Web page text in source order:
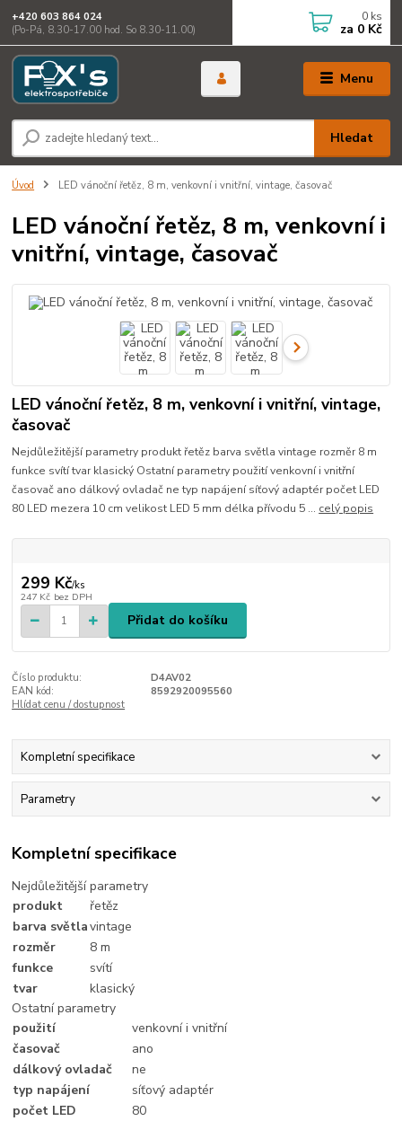
Menu
Hledat
+420 603 864 024
(Po-Pá, 8.30-17.00 hod. So 8.30-11.00)
0 ks
za 0 Kč
Úvod LED vánoční řetěz, 8 m, venkovní i vnitřní, vintage, časovač
LED vánoční řetěz, 8 m, venkovní i
vnitřní, vintage, časovač
LED vánoční řetěz, 8 m, venkovní i vnitřní, vintage,
časovač
Nejdůležitější parametry produkt řetěz barva světla vintage rozměr 8 m
funkce svítí tvar klasický Ostatní parametry použití venkovní i vnitřní
časovač ano dálkový ovladač ne typ napájení síťový adaptér počet LED
80 LED mezera 10 cm velikost LED 5 mm délka přívodu 5 ... celý popis
299 Kč/ks
247 Kč bez DPH
Přidat do košíku
Číslo produktu:
D4AV02
EAN kód:
8592920095560
Hlídat cenu / dostupnost
Kompletní specifikace
Parametry
Kompletní specifikace
Nejdůležitější parametry
produkt
řetěz
barva světlavintage
rozměr
8 m
funkce
svítí
tvar
klasický
Ostatní parametry
použití
venkovní i vnitřní
časovač
ano
dálkový ovladač
ne
typ napájení
síťový adaptér
počet LED
80